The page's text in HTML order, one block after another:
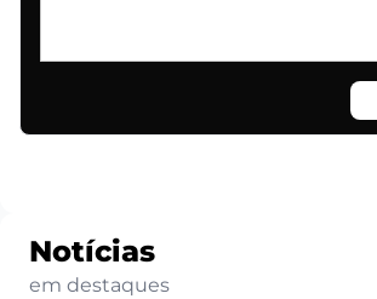
Notícias
em destaques